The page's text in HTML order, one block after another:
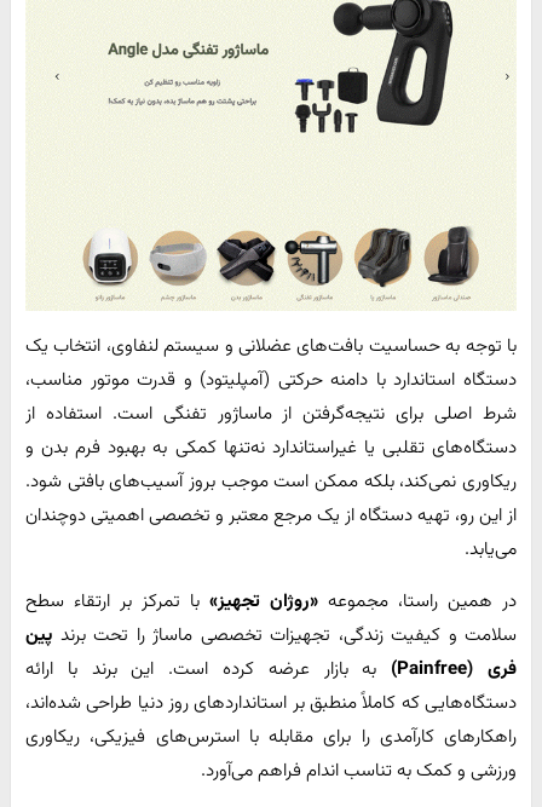
با توجه به حساسیت بافت‌های عضلانی و سیستم لنفاوی، انتخاب یک
دستگاه استاندارد با دامنه حرکتی (آمپلیتود) و قدرت موتور مناسب،
شرط اصلی برای نتیجه‌گرفتن از ماساژور تفنگی است. استفاده از
دستگاه‌های تقلبی یا غیراستاندارد نه‌تنها کمکی به بهبود فرم بدن و
ریکاوری نمی‌کند، بلکه ممکن است موجب بروز آسیب‌های بافتی شود.
از این رو، تهیه دستگاه از یک مرجع معتبر و تخصصی اهمیتی دوچندان
می‌یابد.
در همین راستا، مجموعه «روژان تجهیز» با تمرکز بر ارتقاء سطح
سلامت و کیفیت زندگی، تجهیزات تخصصی ماساژ را تحت برند پین
فری (Painfree)
به بازار عرضه کرده است. این برند با ارائه
دستگاه‌هایی که کاملاً منطبق بر استانداردهای روز دنیا طراحی شده‌اند،
راهکارهای کارآمدی را برای مقابله با استرس‌های فیزیکی، ریکاوری
ورزشی و کمک به تناسب اندام فراهم می‌آورد.